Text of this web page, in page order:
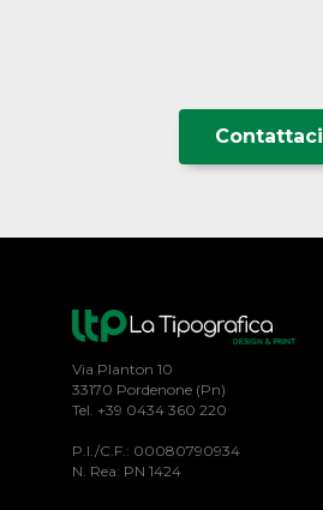
Contattaci
Via Planton 10
33170 Pordenone (Pn)
Tel. +39 0434 360 220
P.I./C.F.: 00080790934
N. Rea: PN 1424